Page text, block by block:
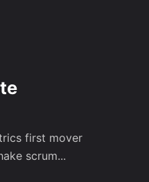
first mover
scrum...